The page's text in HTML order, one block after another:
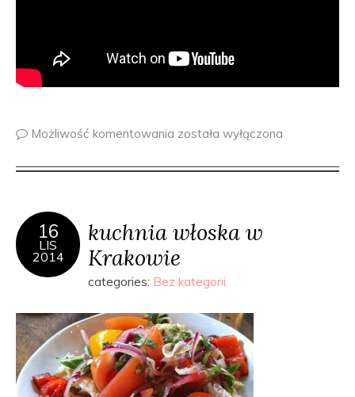
Możliwość komentowania została wyłączona
16
LIS
2014
kuchnia włoska w
Krakowie
categories: Bez kategorii